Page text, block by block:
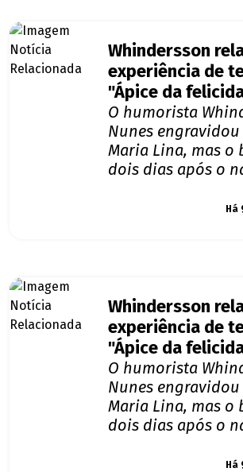
Whindersson
experiência de
"Ápice da
O humorista
Nunes
Maria Lina, mas o
dois dias após o
Há
Whindersson
experiência de
"Ápice da
O humorista
Nunes
Maria Lina, mas o
dois dias após o
Há